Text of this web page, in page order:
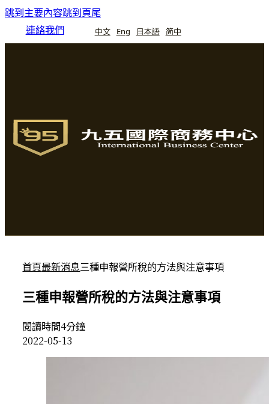
跳到主要內容跳到頁尾
連絡我們
中文 Eng 日本語 简中
首頁最新消息三種申報營所稅的方法與注意事項
三種申報營所稅的方法與注意事項
閱讀時間4分鐘
2022-05-13